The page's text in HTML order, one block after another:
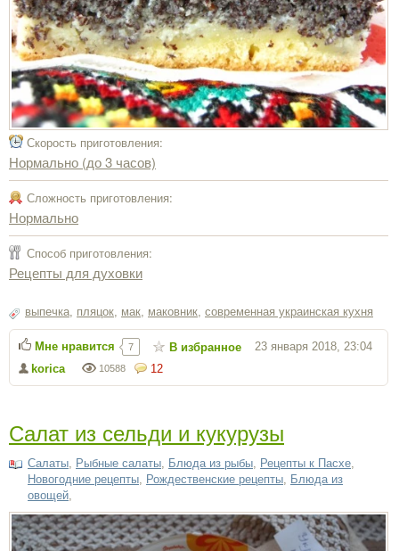
Скорость приготовления:
Нормально (до 3 часов)
Сложность приготовления:
Нормально
Способ приготовления:
Рецепты для духовки
выпечка, пляцок, мак, маковник, современная украинская кухня
12
10588
korica
23 января 2018, 23:04
Мне нравится 7 В избранное
Салат из сельди и кукурузы
Салаты, Рыбные салаты, Блюда из рыбы, Рецепты к Пасхе,
Новогодние рецепты, Рождественские рецепты, Блюда из
овощей,